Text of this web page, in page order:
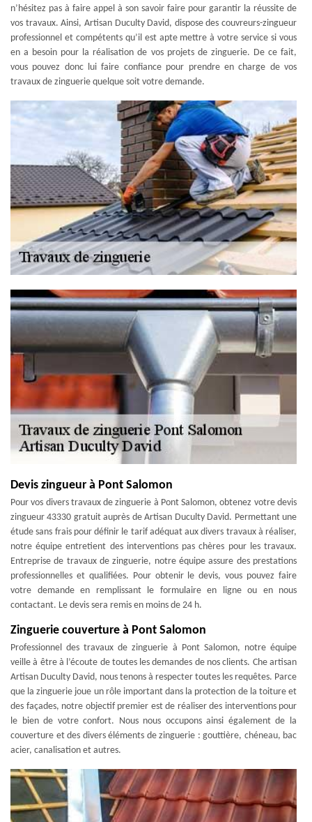
n’hésitez pas à faire appel à son savoir faire pour garantir la réussite de
vos travaux. Ainsi, Artisan Duculty David, dispose des couvreurs-zingueur
professionnel et compétents qu’il est apte mettre à votre service si vous
en a besoin pour la réalisation de vos projets de zinguerie. De ce fait,
vous pouvez donc lui faire confiance pour prendre en charge de vos
travaux de zinguerie quelque soit votre demande.
Devis zingueur à Pont Salomon
Pour vos divers travaux de zinguerie à Pont Salomon, obtenez votre devis
zingueur 43330 gratuit auprès de Artisan Duculty David. Permettant une
étude sans frais pour définir le tarif adéquat aux divers travaux à réaliser,
notre équipe entretient des interventions pas chères pour les travaux.
Entreprise de travaux de zinguerie, notre équipe assure des prestations
professionnelles et qualifiées. Pour obtenir le devis, vous pouvez faire
votre demande en remplissant le formulaire en ligne ou en nous
contactant. Le devis sera remis en moins de 24 h.
Zinguerie couverture à Pont Salomon
Professionnel des travaux de zinguerie à Pont Salomon, notre équipe
veille à être à l’écoute de toutes les demandes de nos clients. Che artisan
Artisan Duculty David, nous tenons à respecter toutes les requêtes. Parce
que la zinguerie joue un rôle important dans la protection de la toiture et
des façades, notre objectif premier est de réaliser des interventions pour
le bien de votre confort. Nous nous occupons ainsi également de la
couverture et des divers éléments de zinguerie : gouttière, chéneau, bac
acier, canalisation et autres.